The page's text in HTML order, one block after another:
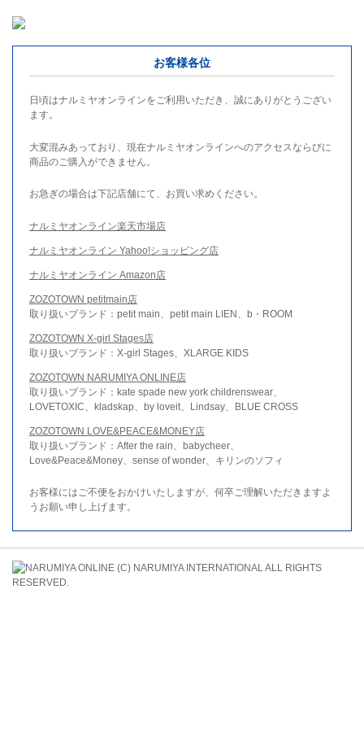
お客様各位
日頃はナルミヤオンラインをご利用いただき、誠にありがとうござい
ます。
大変混みあっており、現在ナルミヤオンラインへのアクセスならびに
商品のご購入ができません。
お急ぎの場合は下記店舗にて、お買い求めください。
ナルミヤオンライン楽天市場店
ナルミヤオンライン Yahoo!ショッピング店
ナルミヤオンライン Amazon店
ZOZOTOWN petitmain店
取り扱いブランド：petit main、petit main LIEN、b・ROOM
ZOZOTOWN X-girl Stages店
取り扱いブランド：X-girl Stages、XLARGE KIDS
ZOZOTOWN NARUMIYA ONLINE店
取り扱いブランド：kate spade new york childrenswear、
LOVETOXIC、kladskap、by loveit、Lindsay、BLUE CROSS
ZOZOTOWN LOVE&PEACE&MONEY店
取り扱いブランド：After the rain、babycheer、
Love&Peace&Money、sense of wonder、キリンのソフィ
お客様にはご不便をおかけいたしますが、何卒ご理解いただきますよ
うお願い申し上げます。